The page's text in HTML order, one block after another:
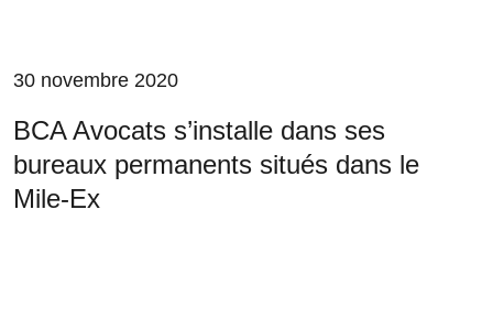
30 novembre 2020
BCA Avocats s’installe dans ses
bureaux permanents situés dans le
Mile-Ex